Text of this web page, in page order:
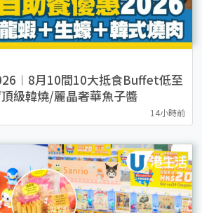
月10間10大抵食Buffet低至
級韓燒/麗晶奢華魚子醬
14小時前